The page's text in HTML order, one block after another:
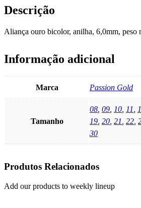
Descrição
Aliança ouro bicolor, anilha, 6,0mm, peso
Informação adicional
Marca Passion Gold
Tamanho
08 09 10 11
19 20 21 22
30
Produtos Relacionados
Add our products to weekly lineup